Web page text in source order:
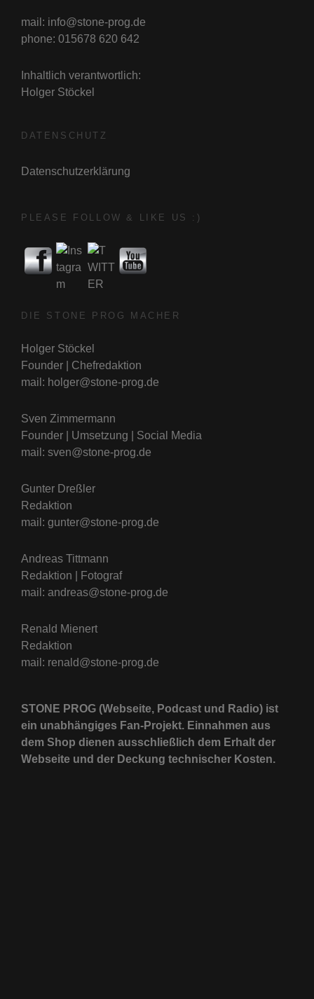
mail: info@stone-prog.de
phone: 015678 620 642
Inhaltlich verantwortlich:
Holger Stöckel
DATENSCHUTZ
Datenschutzerklärung
PLEASE FOLLOW & LIKE US :)
DIE STONE PROG MACHER
Holger Stöckel
Founder | Chefredaktion
mail: holger@stone-prog.de
Sven Zimmermann
Founder | Umsetzung | Social Media
mail: sven@stone-prog.de
Gunter Dreßler
Redaktion
mail: gunter@stone-prog.de
Andreas Tittmann
Redaktion | Fotograf
mail: andreas@stone-prog.de
Renald Mienert
Redaktion
mail: renald@stone-prog.de
STONE PROG (Webseite, Podcast und Radio) ist
ein unabhängiges Fan-Projekt. Einnahmen aus
dem Shop dienen ausschließlich dem Erhalt der
Webseite und der Deckung technischer Kosten.